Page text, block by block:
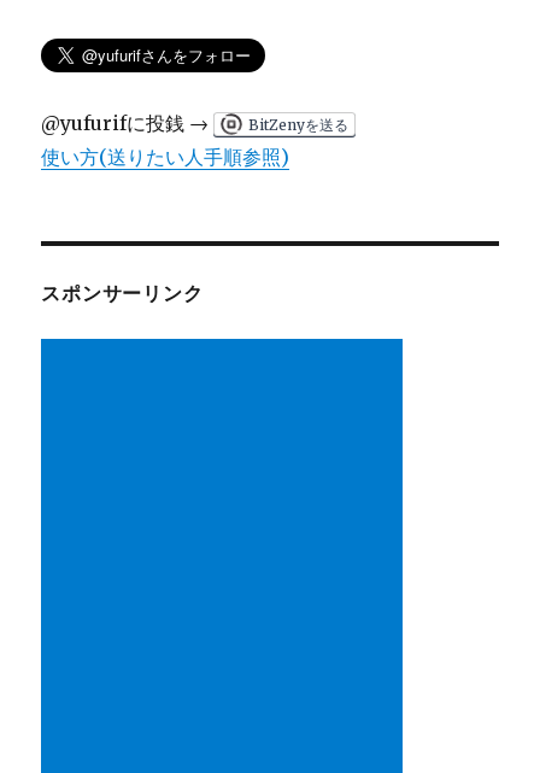
@yufurifに投銭 → BitZenyを送る
使い方(送りたい人手順参照)
スポンサーリンク